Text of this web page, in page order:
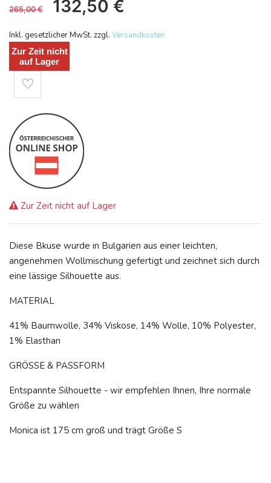
265,00€ 132,50 €
Inkl. gesetzlicher MwSt. zzgl. Versandkosten
Zur Zeit nicht
auf Lager
Zur Zeit nicht auf Lager
Diese Bkuse wurde in Bulgarien aus einer leichten,
angenehmen Wollmischung gefertigt und zeichnet sich durch
eine lässige Silhouette aus.
MATERIAL
41% Baumwolle, 34% Viskose, 14% Wolle, 10% Polyester,
1% Elasthan
GRÖSSE & PASSFORM
Entspannte Silhouette - wir empfehlen Ihnen, Ihre normale
Größe zu wählen
Monica ist 175 cm groß und trägt Größe S